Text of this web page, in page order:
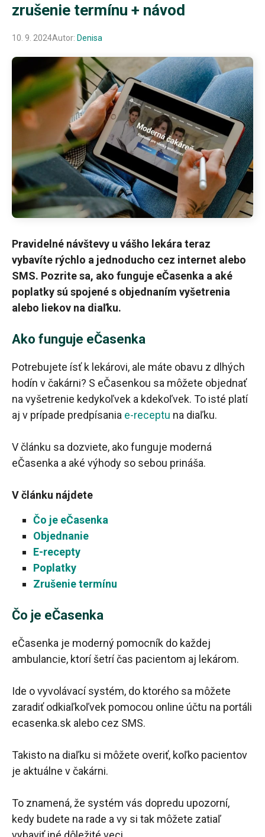
zrušenie termínu + návod
10. 9. 2024Autor: Denisa
Pravidelné návštevy u vášho lekára teraz
vybavíte rýchlo a jednoducho cez internet alebo
SMS. Pozrite sa, ako funguje eČasenka a aké
poplatky sú spojené s objednaním vyšetrenia
alebo liekov na diaľku.
Ako funguje eČasenka
Potrebujete ísť k lekárovi, ale máte obavu z dlhých
hodín v čakárni? S eČasenkou sa môžete objednať
na vyšetrenie kedykoľvek a kdekoľvek. To isté platí
aj v prípade predpísania e-receptu na diaľku.
V článku sa dozviete, ako funguje moderná
eČasenka a aké výhody so sebou prináša.
V článku nájdete
Čo je eČasenka
Objednanie
E-recepty
Poplatky
Zrušenie termínu
Čo je eČasenka
eČasenka je moderný pomocník do každej
ambulancie, ktorí šetrí čas pacientom aj lekárom.
Ide o vyvolávací systém, do ktorého sa môžete
zaradiť odkiaľkoľvek pomocou online účtu na portáli
ecasenka.sk alebo cez SMS.
Takisto na diaľku si môžete overiť, koľko pacientov
je aktuálne v čakárni.
To znamená, že systém vás dopredu upozorní,
kedy budete na rade a vy si tak môžete zatiaľ